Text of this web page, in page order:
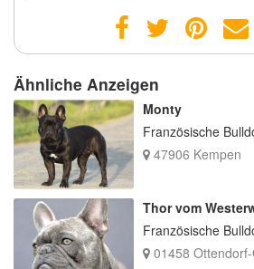
Ähnliche Anzeigen
Monty
Französische
47906 Kempen
Thor vom
Französische
01458 Ottendorf-